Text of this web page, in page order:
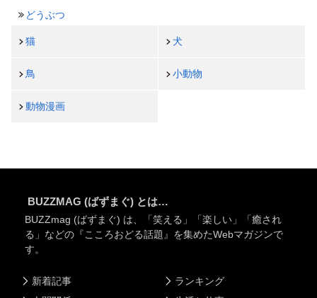
どうぶつ
猫 犬
鳥 小動物
動物漫画
BUZZMAG (ばずまぐ) とは…
BUZZmag (ばずまぐ) は、「笑える」「楽しい」「癒され
る」などの『こころおどる話題』を集めたWebマガジンで
す。
新着記事
ランキング